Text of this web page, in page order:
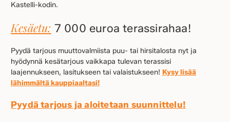
Kastelli-kodin.
Kesäetu: 7 000 euroa terassirahaa!
Pyydä tarjous muuttovalmiista puu- tai hirsitalosta nyt ja
hyödynnä kesätarjous vaikkapa tulevan terassisi
laajennukseen, lasitukseen tai valaistukseen! Kysy lisää
lähimmältä kauppiaaltasi!
Pyydä tarjous ja aloitetaan suunnittelu!